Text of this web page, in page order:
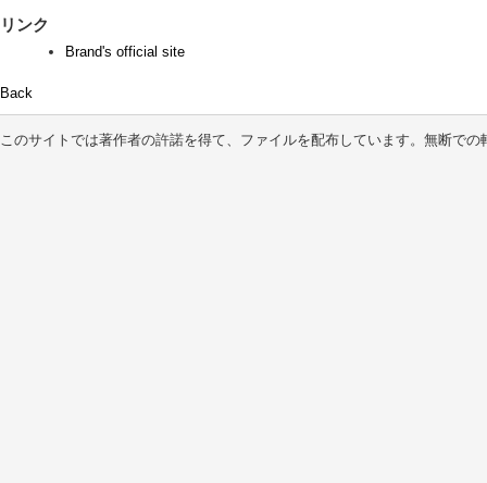
リンク
Brand's official site
Back
このサイトでは著作者の許諾を得て、ファイルを配布しています。無断での